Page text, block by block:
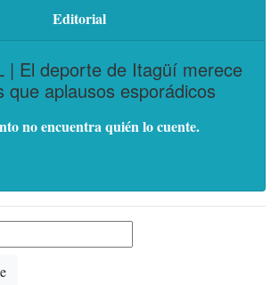
Editorial
| El deporte de Itagüí merece
que aplausos esporádicos
no encuentra quién lo cuente.